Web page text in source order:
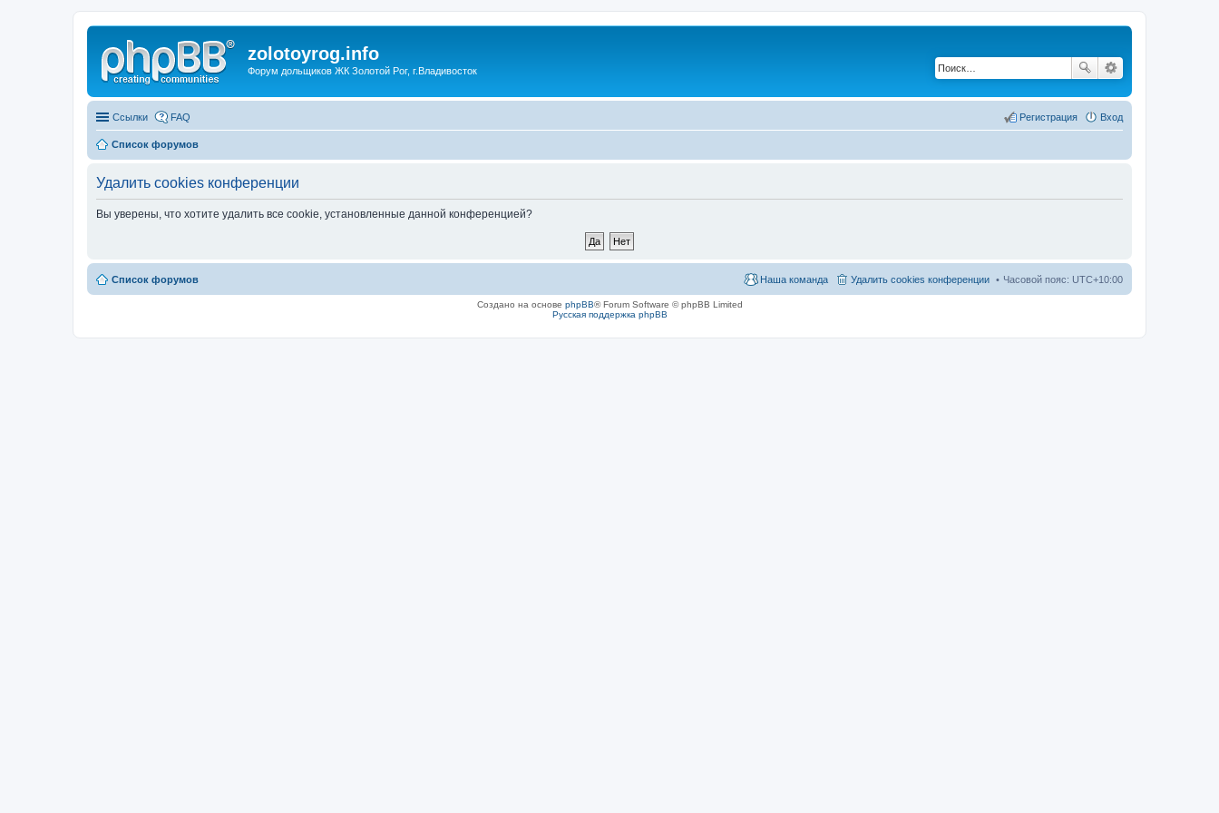
zolotoyrog.info
Форум дольщиков ЖК Золотой Рог, г.Владивосток
Ссылки FAQ Вход
Регистрация
Список форумов
Удалить cookies конференции
Вы уверены, что хотите удалить все cookie, установленные данной конференцией?
Список форумов Часовой пояс: UTC+10:00
Удалить cookies конференции
Наша команда
Создано на основе phpBB® Forum Software © phpBB Limited
Русская поддержка phpBB